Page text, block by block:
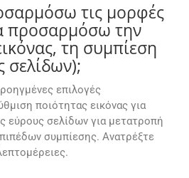
τις μορφές
προσαρμόσω την
τη συμπίεση
σελίδων);
επιλογές
ποιότητας εικόνας για
εύρους σελίδων για μετατροπή
συμπίεσης. Ανατρέξτε